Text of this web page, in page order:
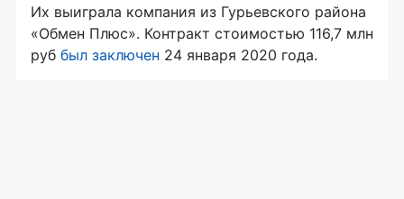
Их выиграла компания из Гурьевского района
«Обмен Плюс». Контракт стоимостью 116,7 млн
руб был заключен 24 января 2020 года.